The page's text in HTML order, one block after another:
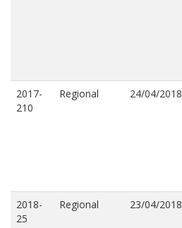
2017-
210
Regional 24/04/2018
2018-
25
Regional 23/04/2018